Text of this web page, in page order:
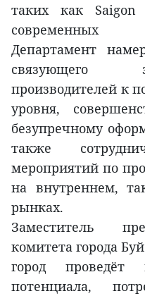
таких как
современных
Департамент
связующего
производителей к
уровня,
безупречному
также
мероприятий по
на внутреннем,
рынках.
Заместитель
комитета города
город проведёт
потенциала,